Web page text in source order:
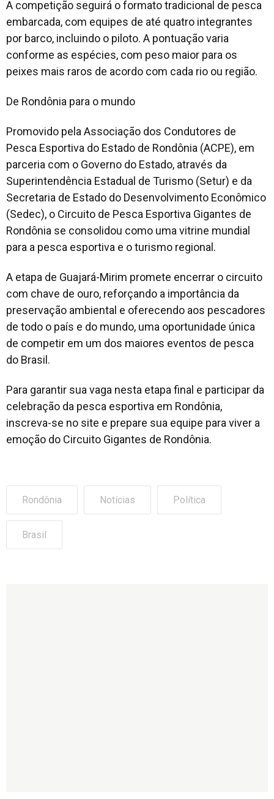
A competição seguirá o formato tradicional de pesca
embarcada, com equipes de até quatro integrantes
por barco, incluindo o piloto. A pontuação varia
conforme as espécies, com peso maior para os
peixes mais raros de acordo com cada rio ou região.
De Rondônia para o mundo
Promovido pela Associação dos Condutores de
Pesca Esportiva do Estado de Rondônia (ACPE), em
parceria com o Governo do Estado, através da
Superintendência Estadual de Turismo (Setur) e da
Secretaria de Estado do Desenvolvimento Econômico
(Sedec), o Circuito de Pesca Esportiva Gigantes de
Rondônia se consolidou como uma vitrine mundial
para a pesca esportiva e o turismo regional.
A etapa de Guajará-Mirim promete encerrar o circuito
com chave de ouro, reforçando a importância da
preservação ambiental e oferecendo aos pescadores
de todo o país e do mundo, uma oportunidade única
de competir em um dos maiores eventos de pesca
do Brasil.
Para garantir sua vaga nesta etapa final e participar da
celebração da pesca esportiva em Rondônia,
inscreva-se no site e prepare sua equipe para viver a
emoção do Circuito Gigantes de Rondônia.
Rondônia Notícias Política
Brasil